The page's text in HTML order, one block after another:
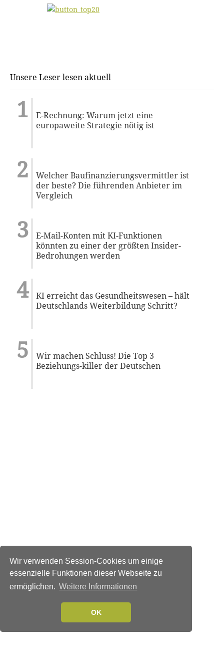
Wir verwenden Session-Cookies um einige
essenzielle Funktionen dieser Webseite zu
ermöglichen. Weitere Informationen
OK
Unsere Leser lesen aktuell
E-Rechnung: Warum jetzt eine
europaweite Strategie nötig ist
Welcher Baufinanzierungsvermittler ist
der beste? Die führenden Anbieter im
Vergleich
E-Mail-Konten mit KI-Funktionen
könnten zu einer der größten Insider-
Bedrohungen werden
KI erreicht das Gesundheitswesen – hält
Deutschlands Weiterbildung Schritt?
Wir machen Schluss! Die Top 3
Beziehungs-killer der Deutschen